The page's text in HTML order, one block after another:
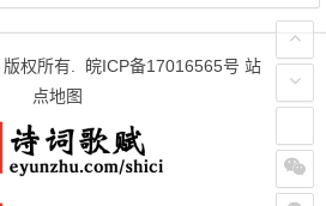
版权所有. 皖ICP备17016565号 站
点地图